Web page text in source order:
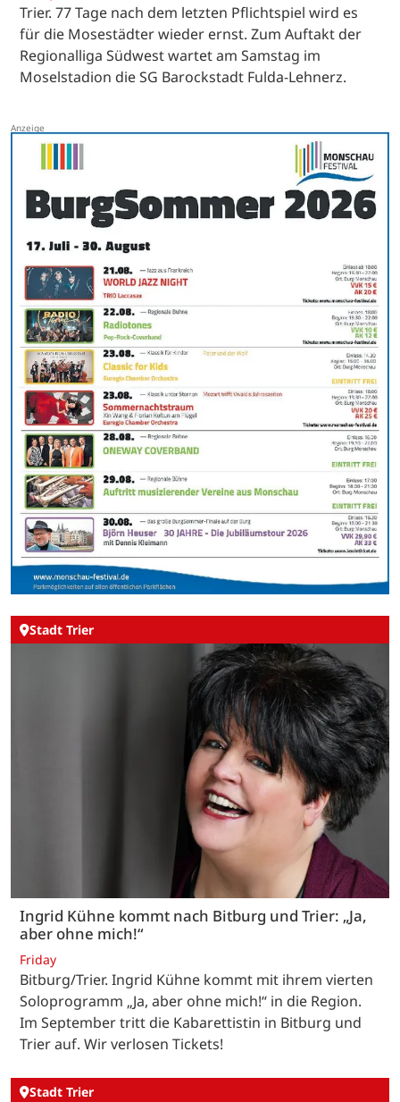
Trier. 77 Tage nach dem letzten Pflichtspiel wird es
für die Mosestädter wieder ernst. Zum Auftakt der
Regionalliga Südwest wartet am Samstag im
Moselstadion die SG Barockstadt Fulda-Lehnerz.
Stadt Trier
Ingrid Kühne kommt nach Bitburg und Trier: „Ja,
aber ohne mich!“
Friday
Bitburg/Trier. Ingrid Kühne kommt mit ihrem vierten
Soloprogramm „Ja, aber ohne mich!“ in die Region.
Im September tritt die Kabarettistin in Bitburg und
Trier auf. Wir verlosen Tickets!
Stadt Trier